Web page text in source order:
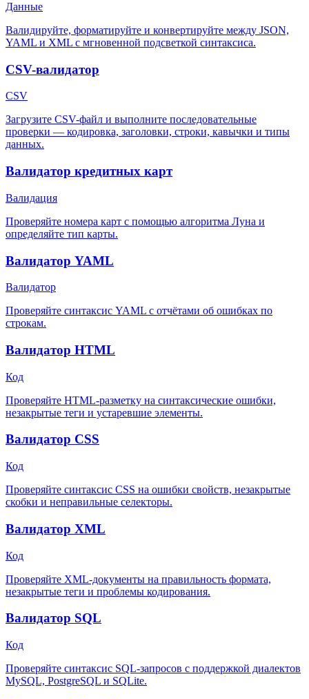
Данные
Валидируйте, форматируйте и конвертируйте между JSON,
YAML и XML с мгновенной подсветкой синтаксиса.
CSV-валидатор
CSV
Загрузите CSV-файл и выполните последовательные
проверки — кодировка, заголовки, строки, кавычки и типы
данных.
Валидатор кредитных карт
Валидация
Проверяйте номера карт с помощью алгоритма Луна и
определяйте тип карты.
Валидатор YAML
Валидатор
Проверяйте синтаксис YAML с отчётами об ошибках по
строкам.
Валидатор HTML
Код
Проверяйте HTML-разметку на синтаксические ошибки,
незакрытые теги и устаревшие элементы.
Валидатор CSS
Код
Проверяйте синтаксис CSS на ошибки свойств, незакрытые
скобки и неправильные селекторы.
Валидатор XML
Код
Проверяйте XML-документы на правильность формата,
незакрытые теги и проблемы кодирования.
Валидатор SQL
Код
Проверяйте синтаксис SQL-запросов с поддержкой диалектов
MySQL, PostgreSQL и SQLite.